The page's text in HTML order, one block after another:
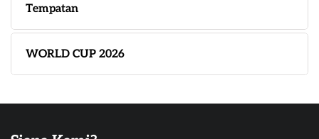
Tempatan
WORLD CUP 2026